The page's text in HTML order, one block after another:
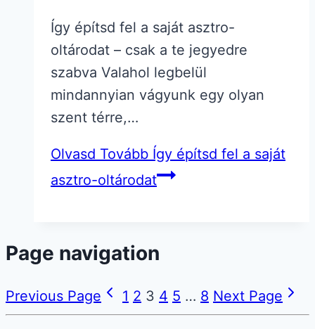
Így építsd fel a saját asztro-
oltárodat – csak a te jegyedre
szabva Valahol legbelül
mindannyian vágyunk egy olyan
szent térre,…
Olvasd Tovább Így építsd fel a saját
asztro-oltárodat
Page navigation
Previous Page 1 2 3 4 5 … 8 Next Page